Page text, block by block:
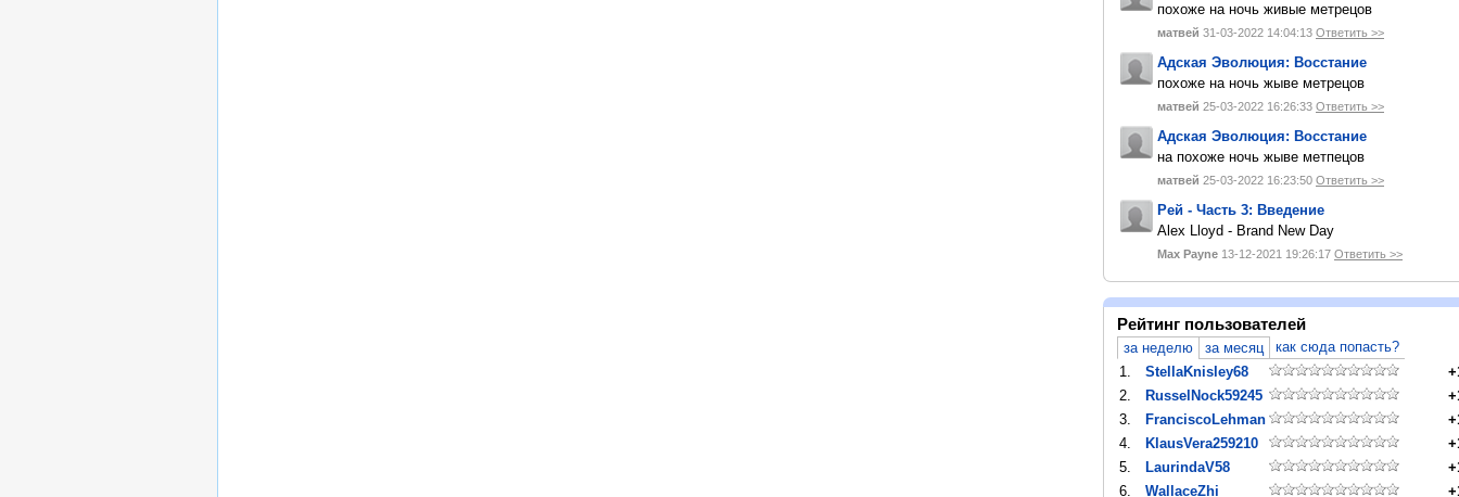
похоже на ночь живые метрецов
матвей 31-03-2022 14:04:13 Ответить >>
Адская Эволюция: Восстание
похоже на ночь жыве метрецов
матвей 25-03-2022 16:26:33 Ответить >>
Адская Эволюция: Восстание
на похоже ночь жыве метпецов
матвей 25-03-2022 16:23:50 Ответить >>
Рей - Часть 3: Введение
Alex Lloyd - Brand New Day
Max Payne 13-12-2021 19:26:17 Ответить >>
Рейтинг пользователей
за неделю за месяц
как сюда попасть?
1.
StellaKnisley68
2.
RusselNock59245
3.
FranciscoLehman
4.
KlausVera259210
5.
LaurindaV58
6.
WallaceZhi